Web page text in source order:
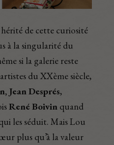
de cette curiosité
à la singularité du
si la galerie reste
du XXème siècle,
Jean Després,
René Boivin quand
les séduit. Mais Lou
plus qu’à la valeur